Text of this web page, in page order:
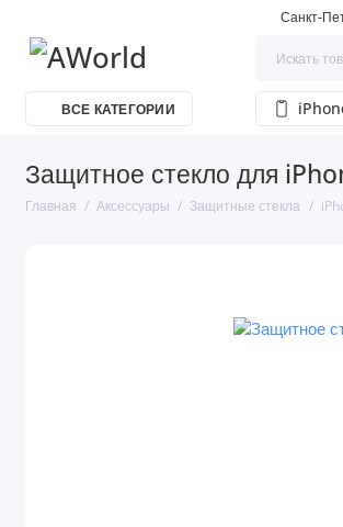
Санкт-
ВСЕ КАТЕГОРИИ
Защитное стекло для
Главная Аксессуары Защитные стекла